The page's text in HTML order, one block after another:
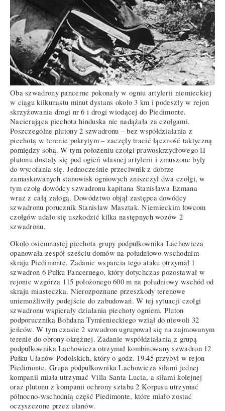
Oba szwadrony pancerne pokonały w ogniu artylerii niemieckiej
w ciągu kilkunastu minut dystans około 3 km i podeszły w rejon
skrzyżowania drogi nr 6 i drogi wiodącej do Piedimonte.
Nacierająca piechota hinduska nie nadążała za czołgami.
Poszczególne plutony 2 szwadronu – bez współdziałania z
piechotą w terenie pokrytym – zaczęły tracić łączność taktyczną
pomiędzy sobą. W tym położeniu czołgi prawoskrzydłowego II
plutonu dostały się pod ogień własnej artylerii i zmuszone były
do wycofania się. Jednocześnie przeciwnik z dobrze
zamaskowanych stanowisk ogniowych zniszczył dwa czołgi, w
tym czołg dowódcy szwadronu kapitana Stanisława Ezmana
wraz z całą załogą. Dowództwo objął zastępca dowódcy
szwadronu porucznik Stanisław Masztak. Niemieckim łowcom
czołgów udało się uszkodzić kilka następnych wozów 2
szwadronu.
Około osiemnastej piechota grupy podpułkownika Lachowicza
opanowała zespół sześciu domów na południowo-wschodnim
skraju Piedimonte. Zadanie wsparcia tego ataku otrzymał 1
szwadron 6 Pułku Pancernego, który dotychczas pozostawał w
rejonie wzgórza 115 położonego 600 m na południowy wschód od
skraju miasteczka. Nierozpoznane przeszkody terenowe
uniemożliwiły podejście do zabudowań. W tej sytuacji czołgi
szwadronu wspierały działania piechoty ogniem. Pluton
podporucznika Bohdana Tymienieckiego wziął do niewoli 32
jeńców. W tym czasie 2 szwadron ugrupował się na zajmowanym
terenie do obrony okrężnej. Zadanie współdziałania z grupą
podpułkownika Lachowicza otrzymał kombinowany szwadron 12
Pułku Ułanów Podolskich, który o godz. 19.45 przybył w rejon
Piedimonte. Grupa podpułkownika Lachowicza siłami jednej
kompanii miała utrzymać Villa Santa Lucia, a siłami kolejnej
oraz plutonu z kompanii ochrony sztabu 2 Korpusu utrzymać
północno-wschodnią część Piedimonte, które miało zostać
oczyszczone przez ułanów.